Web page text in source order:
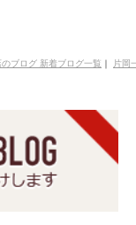
ブログ 新着ブログ一覧 ｜ 片岡